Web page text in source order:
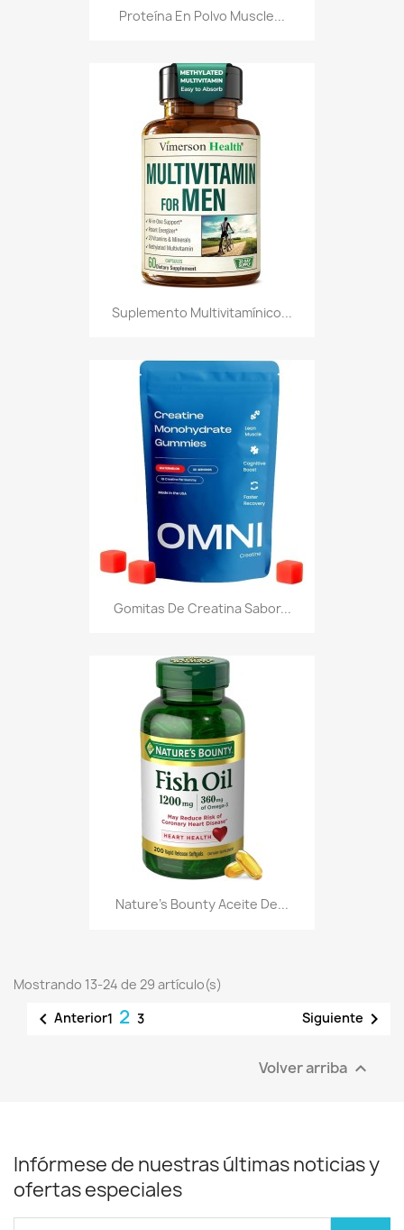
Proteína En Polvo Muscle...
Suplemento Multivitamínico...
Gomitas De Creatina Sabor...
Nature's Bounty Aceite De...
Mostrando 13-24 de 29 artículo(s)
 Anterior1 2 3 Siguiente 
Volver arriba 
Infórmese de nuestras últimas noticias y
ofertas especiales